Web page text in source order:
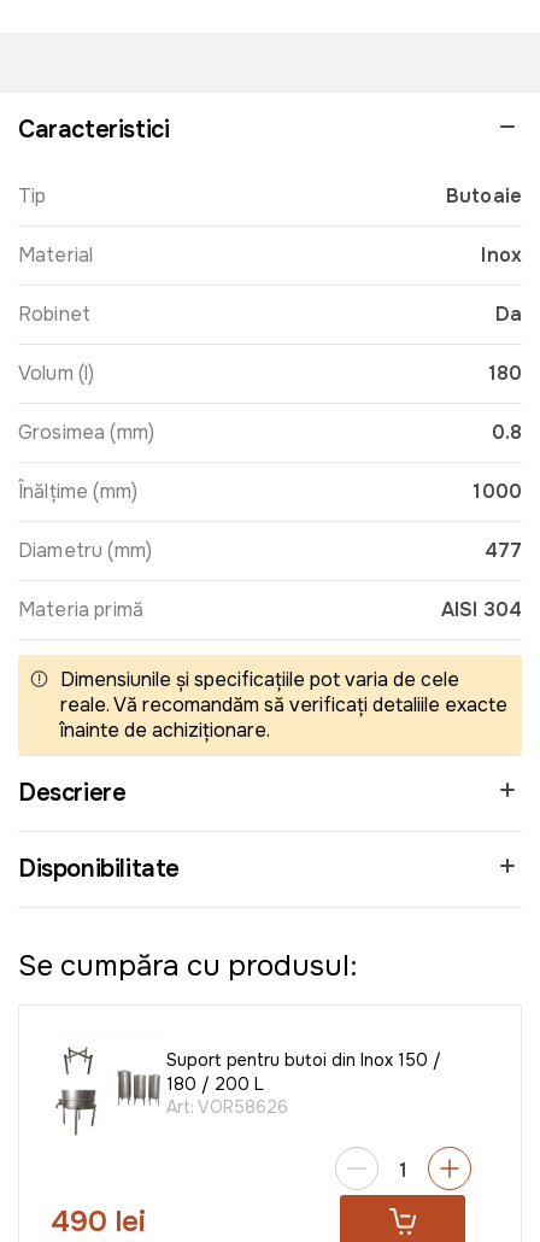
Caracteristici
Tip Butoaie
Material Inox
Robinet Da
Volum (l) 180
Grosimea (mm) 0.8
Înălţime (mm) 1000
Diametru (mm) 477
Materia primă AISI 304
Dimensiunile și specificațiile pot varia de cele
reale. Vă recomandăm să verificați detaliile exacte
înainte de achiziționare.
Descriere
Disponibilitate
Se cumpăra cu produsul:
Suport pentru butoi din Inox 150 /
180 / 200 L
Art: VOR58626
490 lei